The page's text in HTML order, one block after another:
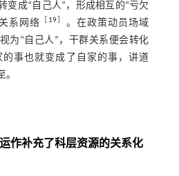
变成“自己人”，形成相互的“亏欠
系网络
19
。在政策动员场域
为“自己人”，干群关系便会转化
的事也就变成了自家的事，讲道
作补充了科层资源的关系化